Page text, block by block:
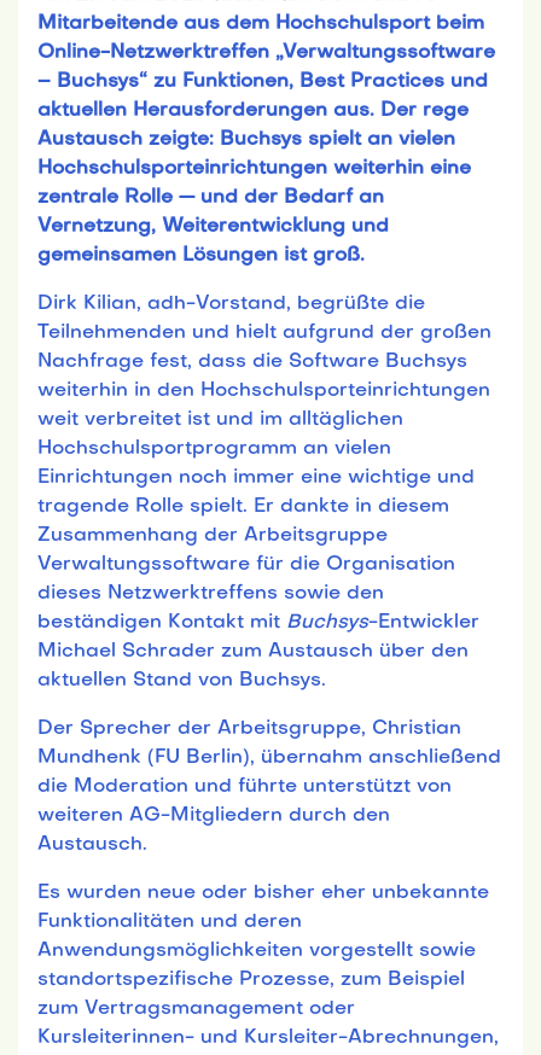
Mitarbeitende aus dem Hochschulsport beim
Online-Netzwerktreffen „Verwaltungssoftware
– Buchsys“ zu Funktionen, Best Practices und
aktuellen Herausforderungen aus. Der rege
Austausch zeigte: Buchsys spielt an vielen
Hochschulsporteinrichtungen weiterhin eine
zentrale Rolle — und der Bedarf an
Vernetzung, Weiterentwicklung und
gemeinsamen Lösungen ist groß.
Dirk Kilian, adh-Vorstand, begrüßte die
Teilnehmenden und hielt aufgrund der großen
Nachfrage fest, dass die Software Buchsys
weiterhin in den Hochschulsporteinrichtungen
weit verbreitet ist und im alltäglichen
Hochschulsportprogramm an vielen
Einrichtungen noch immer eine wichtige und
tragende Rolle spielt. Er dankte in diesem
Zusammenhang der Arbeitsgruppe
Verwaltungssoftware für die Organisation
dieses Netzwerktreffens sowie den
beständigen Kontakt mit Buchsys-Entwickler
Michael Schrader zum Austausch über den
aktuellen Stand von Buchsys.
Der Sprecher der Arbeitsgruppe, Christian
Mundhenk (FU Berlin), übernahm anschließend
die Moderation und führte unterstützt von
weiteren AG-Mitgliedern durch den
Austausch.
Es wurden neue oder bisher eher unbekannte
Funktionalitäten und deren
Anwendungsmöglichkeiten vorgestellt sowie
standortspezifische Prozesse, zum Beispiel
zum Vertragsmanagement oder
Kursleiterinnen- und Kursleiter-Abrechnungen,